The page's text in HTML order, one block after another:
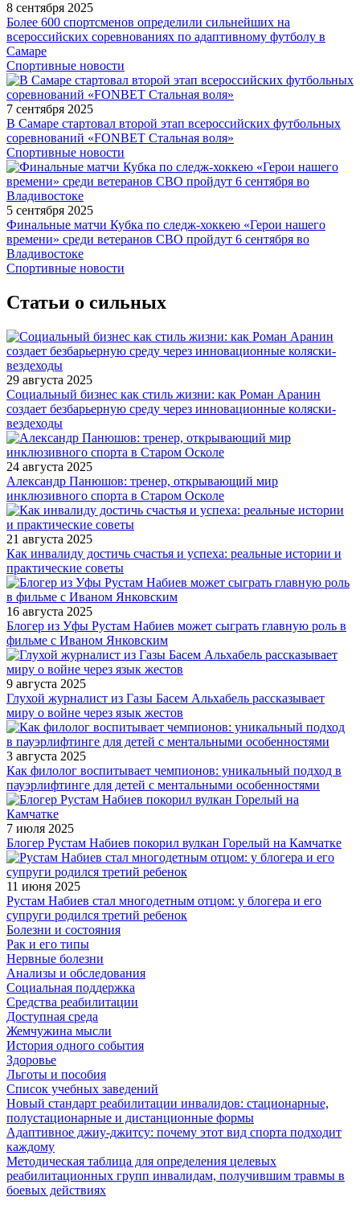
8 сентября 2025
Более 600 спортсменов определили сильнейших на
всероссийских соревнованиях по адаптивному футболу в
Самаре
Спортивные новости
7 сентября 2025
В Самаре стартовал второй этап всероссийских футбольных
соревнований «FONBET Стальная воля»
Спортивные новости
5 сентября 2025
Финальные матчи Кубка по следж-хоккею «Герои нашего
времени» среди ветеранов СВО пройдут 6 сентября во
Владивостоке
Спортивные новости
Статьи о сильных
29 августа 2025
Социальный бизнес как стиль жизни: как Роман Аранин
создает безбарьерную среду через инновационные коляски-
вездеходы
24 августа 2025
Александр Панюшов: тренер, открывающий мир
инклюзивного спорта в Старом Осколе
21 августа 2025
Как инвалиду достичь счастья и успеха: реальные истории и
практические советы
16 августа 2025
Блогер из Уфы Рустам Набиев может сыграть главную роль в
фильме с Иваном Янковским
9 августа 2025
Глухой журналист из Газы Басем Альхабель рассказывает
миру о войне через язык жестов
3 августа 2025
Как филолог воспитывает чемпионов: уникальный подход в
пауэрлифтинге для детей с ментальными особенностями
7 июля 2025
Блогер Рустам Набиев покорил вулкан Горелый на Камчатке
11 июня 2025
Рустам Набиев стал многодетным отцом: у блогера и его
супруги родился третий ребенок
Болезни и состояния
Рак и его типы
Нервные болезни
Анализы и обследования
Социальная поддержка
Средства реабилитации
Доступная среда
Жемчужина мысли
История одного события
Здоровье
Льготы и пособия
Список учебных заведений
Новый стандарт реабилитации инвалидов: стационарные,
полустационарные и дистанционные формы
Адаптивное джиу-джитсу: почему этот вид спорта подходит
каждому
Методическая таблица для определения целевых
реабилитационных групп инвалидам, получившим травмы в
боевых действиях